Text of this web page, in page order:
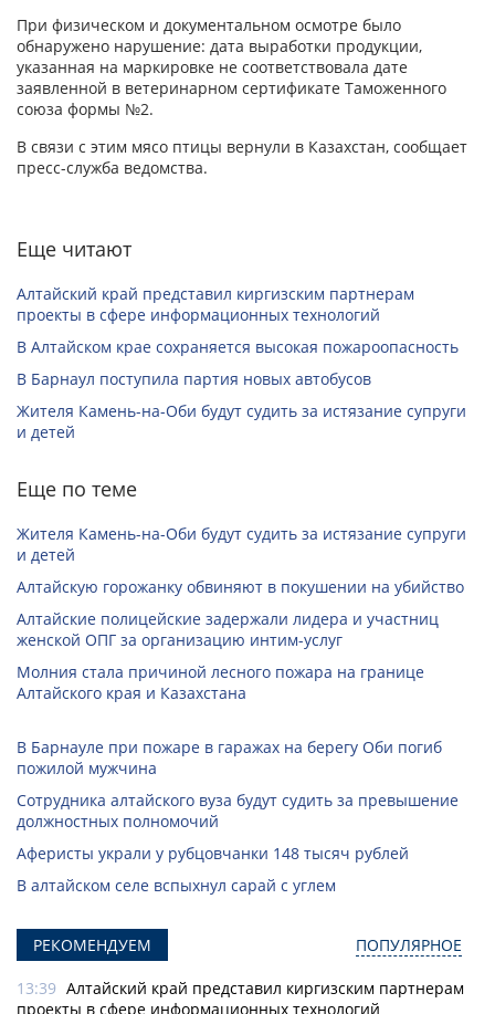
При физическом и документальном осмотре было
обнаружено нарушение: дата выработки продукции,
указанная на маркировке не соответствовала дате
заявленной в ветеринарном сертификате Таможенного
союза формы №2.
В связи с этим мясо птицы вернули в Казахстан, сообщает
пресс-служба ведомства.
Еще читают
Алтайский край представил киргизским партнерам
проекты в сфере информационных технологий
В Алтайском крае сохраняется высокая пожароопасность
В Барнаул поступила партия новых автобусов
Жителя Камень-на-Оби будут судить за истязание супруги
и детей
Еще по теме
Жителя Камень-на-Оби будут судить за истязание супруги
и детей
Алтайскую горожанку обвиняют в покушении на убийство
Алтайские полицейские задержали лидера и участниц
женской ОПГ за организацию интим-услуг
Молния стала причиной лесного пожара на границе
Алтайского края и Казахстана
В Барнауле при пожаре в гаражах на берегу Оби погиб
пожилой мужчина
Сотрудника алтайского вуза будут судить за превышение
должностных полномочий
Аферисты украли у рубцовчанки 148 тысяч рублей
В алтайском селе вспыхнул сарай с углем
РЕКОМЕНДУЕМ ПОПУЛЯРНОЕ
13:39 Алтайский край представил киргизским партнерам
проекты в сфере информационных технологий